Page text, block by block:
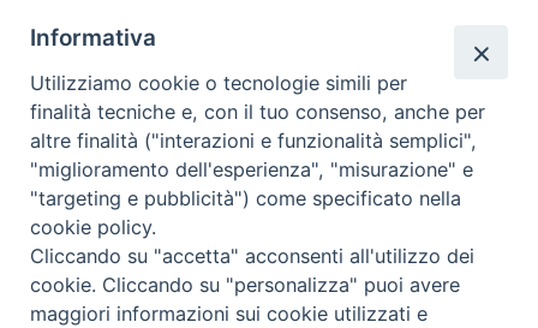
[mailpoet_page]
@2022 - Istituto Superiore di Scienze Religiose di Milano, via
Cavalieri del Santo Sepolcro 3 - Milano
Informativa
Utilizziamo cookie o tecnologie simili per
finalità tecniche e, con il tuo consenso, anche per
altre finalità ("interazioni e funzionalità semplici",
"miglioramento dell'esperienza", "misurazione" e
"targeting e pubblicità") come specificato nella
cookie policy.
Cliccando su "accetta" acconsenti all'utilizzo dei
cookie. Cliccando su "personalizza" puoi avere
maggiori informazioni sui cookie utilizzati e